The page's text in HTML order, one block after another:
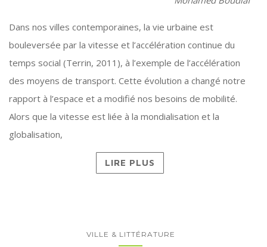
Dans nos villes contemporaines, la vie urbaine est
bouleversée par la vitesse et l’accélération continue du
temps social (Terrin, 2011), à l’exemple de l’accélération
des moyens de transport. Cette évolution a changé notre
rapport à l’espace et a modifié nos besoins de mobilité.
Alors que la vitesse est liée à la mondialisation et la
globalisation,
LIRE PLUS
VILLE & LITTÉRATURE